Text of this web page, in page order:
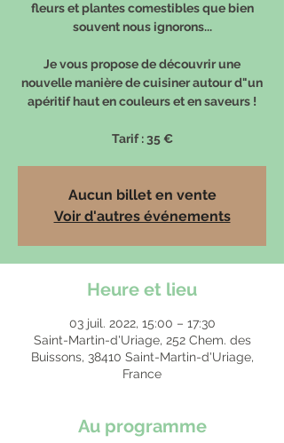
fleurs et plantes comestibles que bien
souvent nous ignorons...
Je vous propose de découvrir une
nouvelle manière de cuisiner autour d"un
apéritif haut en couleurs et en saveurs !
Tarif : 35 €
Aucun billet en vente
Voir d'autres événements
Heure et lieu
03 juil. 2022, 15:00 – 17:30
Saint-Martin-d'Uriage, 252 Chem. des
Buissons, 38410 Saint-Martin-d'Uriage,
France
Au programme